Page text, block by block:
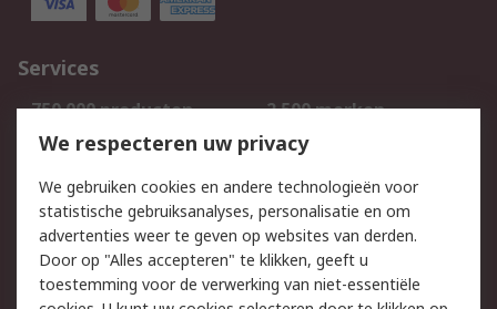
Services
750.000 producten
2.500 merken
Bestellen
Inkoopoplossingen
Track & Trace
Wettelijk
Cookiebeleid Email veiligheid
We respecteren uw privacy
We gebruiken cookies en andere technologieën voor
statistische gebruiksanalyses, personalisatie en om
advertenties weer te geven op websites van derden.
Door op "Alles accepteren" te klikken, geeft u
toestemming voor de verwerking van niet-essentiële